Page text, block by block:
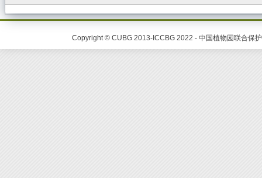
Copyright © CUBG 2013-ICCBG 2022 - 中国植物园联合保